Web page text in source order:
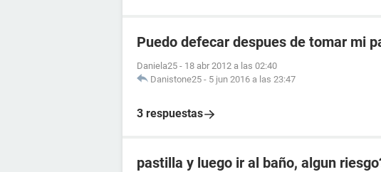
Puedo defecar despues de tomar mi
Daniela25 - 18 abr 2012 a las 02:40
Danistone25 - 5 jun 2016 a las 23:47
3 respuestas
pastilla y luego ir al baño, algun